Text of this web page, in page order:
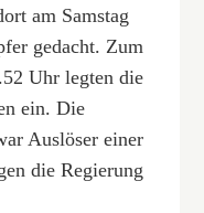
am Samstag
gedacht. Zum
Uhr legten die
ein. Die
Auslöser einer
die Regierung